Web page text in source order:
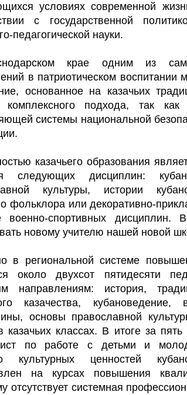
условиях современной
с государственной
педагогической науки.
крае одним из
в патриотическом воспитании
основанное на казачьих
комплексного подхода, так как
системы национальной
казачьего образования
следующих дисциплин:
культуры, истории
фольклора или декоративно-
военно-спортивных дисциплин.
новому учителю нашей новой
в региональной системе
около двухсот пятидесяти
направлениям: история,
казачества, кубановедение,
основы православной
казачьих классах. В итоге за
по работе с детьми и
культурных ценностей
на курсах повышения
отсутствует системная